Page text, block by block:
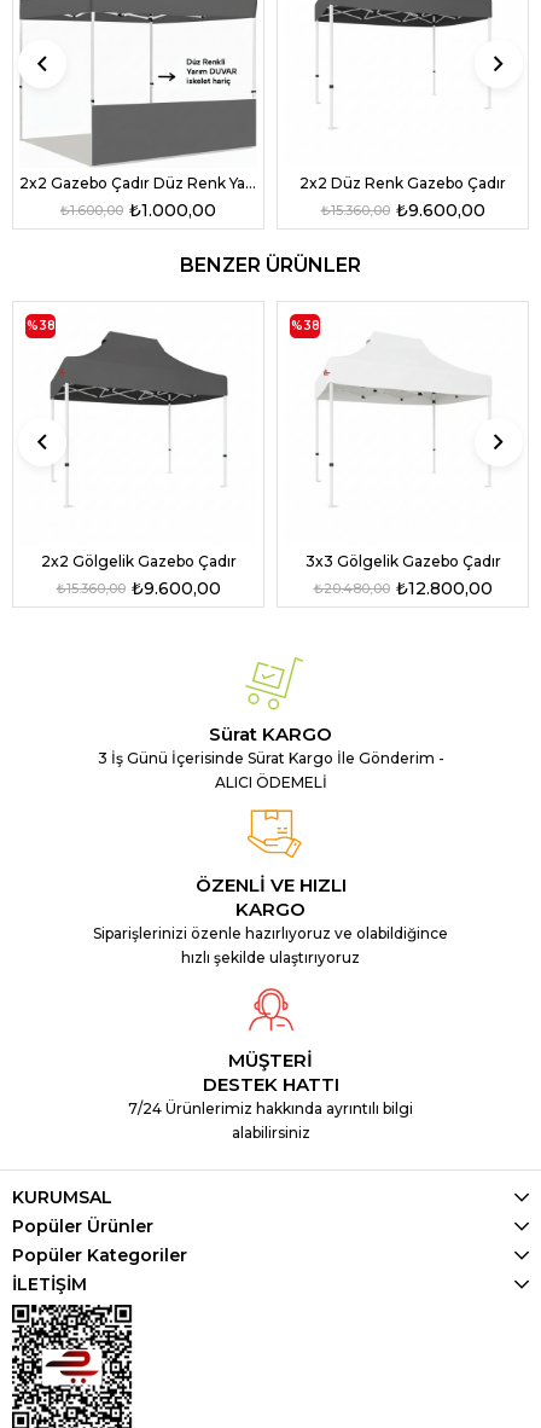
2x2 Gazebo Çadır Düz Renk Yarım Duvar
₺1.000,00
₺1.600,00
2x2 Düz Renk Gazebo Çadır
₺9.600,00
₺15.360,00
BENZER ÜRÜNLER
2x2 Gölgelik Gazebo Çadır
₺9.600,00
₺15.360,00
%38
3x3 Gölgelik Gazebo Çadır
₺12.800,00
₺20.480,00
%38
Sürat KARGO
3 İş Günü İçerisinde Sürat Kargo İle Gönderim -
ALICI ÖDEMELİ
ÖZENLİ VE HIZLI
KARGO
Siparişlerinizi özenle hazırlıyoruz ve olabildiğince
hızlı şekilde ulaştırıyoruz
MÜŞTERİ
DESTEK HATTI
7/24 Ürünlerimiz hakkında ayrıntılı bilgi
alabilirsiniz
KURUMSAL
Popüler Ürünler
Popüler Kategoriler
İLETİŞİM